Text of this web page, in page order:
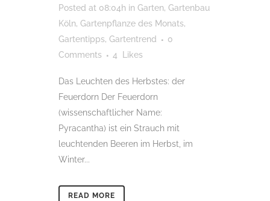
Posted at 08:04h in Garten, Gartenbau
Köln, Gartenpflanze des Monats,
Gartentipps, Gartentrend
0
Comments
4 Likes
Das Leuchten des Herbstes: der
Feuerdorn Der Feuerdorn
(wissenschaftlicher Name:
Pyracantha) ist ein Strauch mit
leuchtenden Beeren im Herbst, im
Winter...
READ MORE